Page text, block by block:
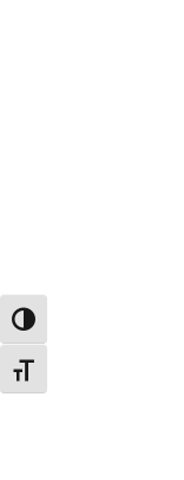
Alternar alto
Alternar tamaño de